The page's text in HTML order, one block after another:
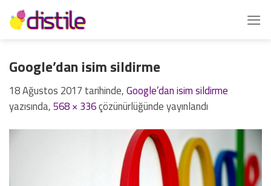
İçeriğe
atla
Google’dan isim sildirme
18 Ağustos 2017 tarihinde,Google’dan isim sildirme
yazısında,568 × 336çözünürlüğünde yayınlandı